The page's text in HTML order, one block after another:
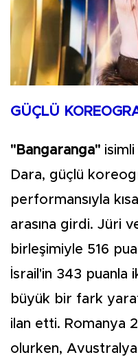
GÜÇLÜ
"Bangaranga" isimli
Dara, güçlü
performansıyla
arasına girdi. Jüri
birleşimiyle 516
İsrail'in 343 puanla
büyük bir fark
ilan etti. Romanya
olurken,